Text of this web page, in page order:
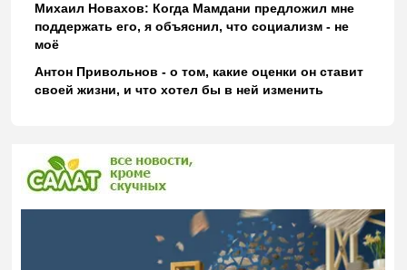
Михаил Новахов: Когда Мамдани предложил мне
поддержать его, я объяснил, что социализм - не
моё
Антон Привольнов - о том, какие оценки он ставит
своей жизни, и что хотел бы в ней изменить